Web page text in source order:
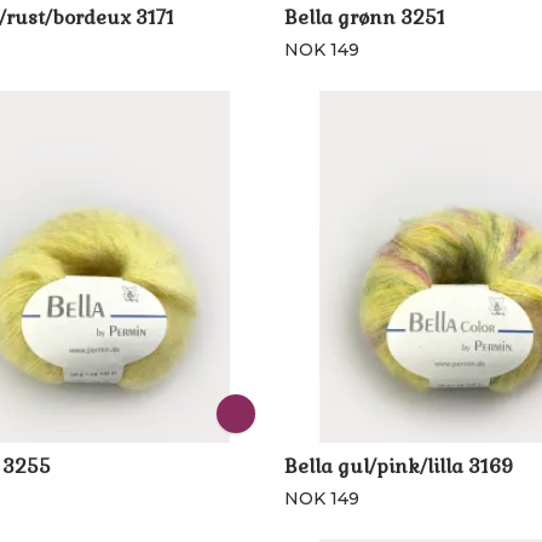
bordeux 3171 Bella grønn 3251
NOK 149
Bella gul/pink/lilla 3169
NOK 149